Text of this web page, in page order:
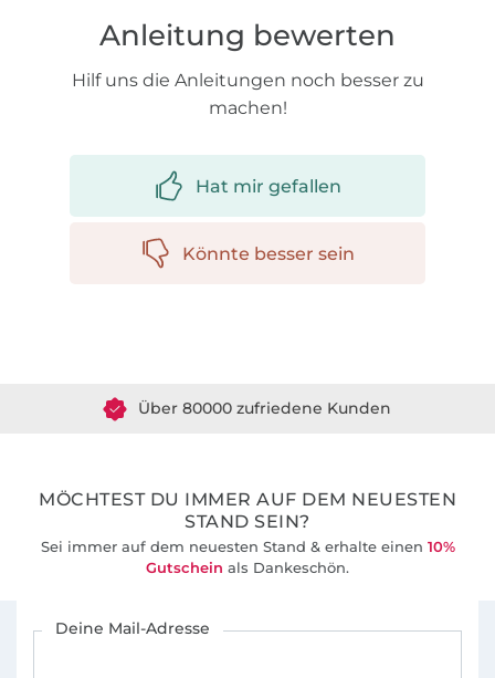
Anleitung bewerten
Hilf uns die Anleitungen noch besser zu
machen!
Hat mir gefallen
Könnte besser sein
MÖCHTEST DU IMMER AUF DEM NEUESTEN
STAND SEIN?
Sei immer auf dem neuesten Stand & erhalte einen 10%
Gutschein als Dankeschön.
Deine Mail-Adresse